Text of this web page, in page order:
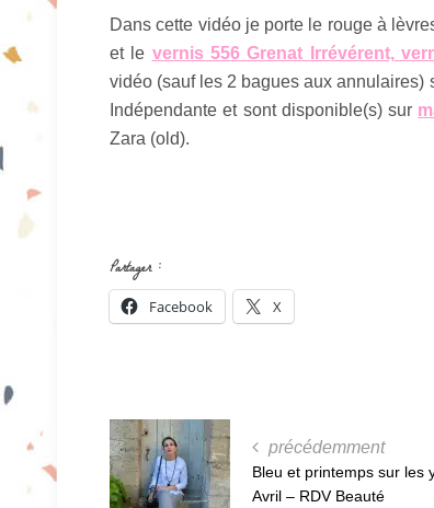
Dans cette vidéo je porte le rouge à
et le vernis 556 Grenat Irrévérent,
vidéo (sauf les 2 bagues aux
Indépendante et sont disponible(s) sur
Zara (old).
Partager :
Facebook X
précédemment
Bleu et printemps sur les
Avril – RDV Beauté